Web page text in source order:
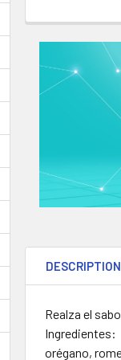
DESCRIPTION
Realza el
Ingredientes:
orégano,